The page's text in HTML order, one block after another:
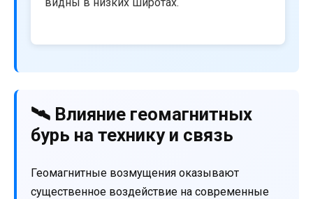
🛰️ Влияние геомагнитных
бурь на технику и связь
Геомагнитные возмущения оказывают
существенное воздействие на современные